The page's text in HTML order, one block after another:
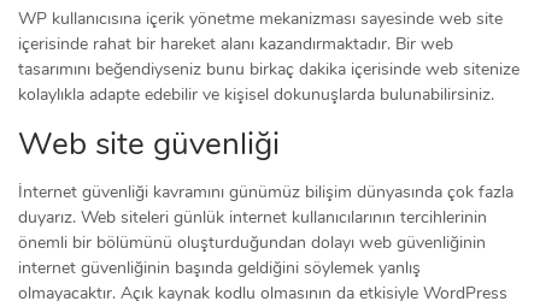
WP kullanıcısına içerik yönetme mekanizması sayesinde web site
içerisinde rahat bir hareket alanı kazandırmaktadır. Bir web
tasarımını beğendiyseniz bunu birkaç dakika içerisinde web sitenize
kolaylıkla adapte edebilir ve kişisel dokunuşlarda bulunabilirsiniz.
Web site güvenliği
İnternet güvenliği kavramını günümüz bilişim dünyasında çok fazla
duyarız. Web siteleri günlük internet kullanıcılarının tercihlerinin
önemli bir bölümünü oluşturduğundan dolayı web güvenliğinin
internet güvenliğinin başında geldiğini söylemek yanlış
olmayacaktır. Açık kaynak kodlu olmasının da etkisiyle WordPress